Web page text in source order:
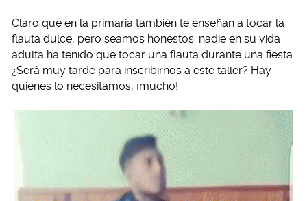
Claro que en la primaria también te enseñan a tocar la
flauta dulce, pero seamos honestos: nadie en su vida
adulta ha tenido que tocar una flauta durante una fiesta.
¿Será muy tarde para inscribirnos a este taller? Hay
quienes lo necesitamos, ¡mucho!